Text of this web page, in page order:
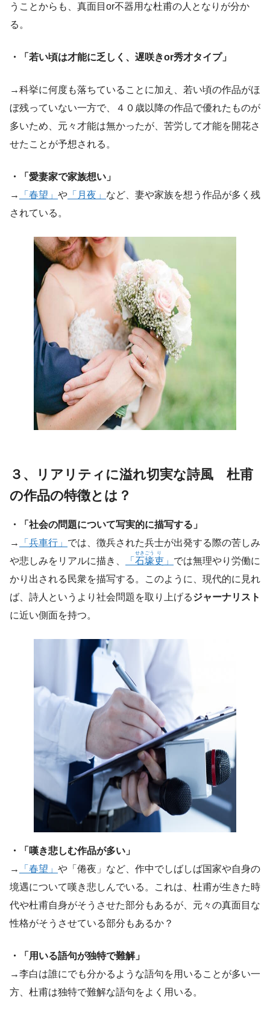
うことからも、真面目or不器用な杜甫の人となりが分か
る。
・「若い頃は才能に乏しく、遅咲きor秀才タイプ」
→科挙に何度も落ちていることに加え、若い頃の作品がほ
ぼ残っていない一方で、４０歳以降の作品で優れたものが
多いため、元々才能は無かったが、苦労して才能を開花さ
せたことが予想される。
・「愛妻家で家族想い」
→
「春望」 や 「月夜」 など、妻や家族を想う作品が多く残
されている。
３、リアリティに溢れ切実な詩風 杜甫
の作品の特徴とは？
・「社会の問題について写実的に描写する」
→
「兵車行」 では、徴兵された兵士が出発する際の苦しみ
や悲しみをリアルに描き、
「 石
せき
壕
ごう
吏
り
」 では無理やり労働に
かり出される民衆を描写する。このように、現代的に見れ
ば、詩人というより社会問題を取り上げるジャーナリスト
に近い側面を持つ。
・「嘆き悲しむ作品が多い」
→
「春望」 や「倦夜」など、作中でしばしば国家や自身の
境遇について嘆き悲しんでいる。これは、杜甫が生きた時
代や杜甫自身がそうさせた部分もあるが、元々の真面目な
性格がそうさせている部分もあるか？
・「用いる語句が独特で難解」
→李白は誰にでも分かるような語句を用いることが多い一
方、杜甫は独特で難解な語句をよく用いる。